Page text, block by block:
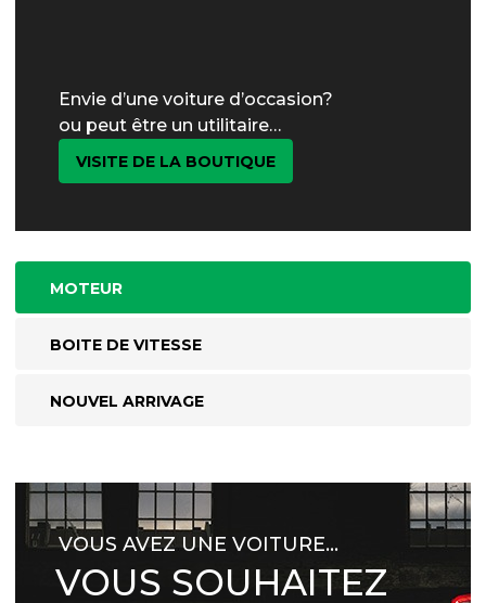
Envie d’une voiture d’occasion?
ou peut être un utilitaire…
VISITE DE LA BOUTIQUE
MOTEUR
BOITE DE VITESSE
NOUVEL ARRIVAGE
VOUS AVEZ UNE VOITURE…
VOUS SOUHAITEZ